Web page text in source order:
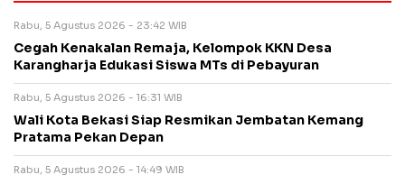
Rabu, 5 Agustus 2026 - 23:42 WIB
Cegah Kenakalan Remaja, Kelompok KKN Desa
Karangharja Edukasi Siswa MTs di Pebayuran
Rabu, 5 Agustus 2026 - 16:31 WIB
Wali Kota Bekasi Siap Resmikan Jembatan Kemang
Pratama Pekan Depan
Rabu, 5 Agustus 2026 - 14:49 WIB